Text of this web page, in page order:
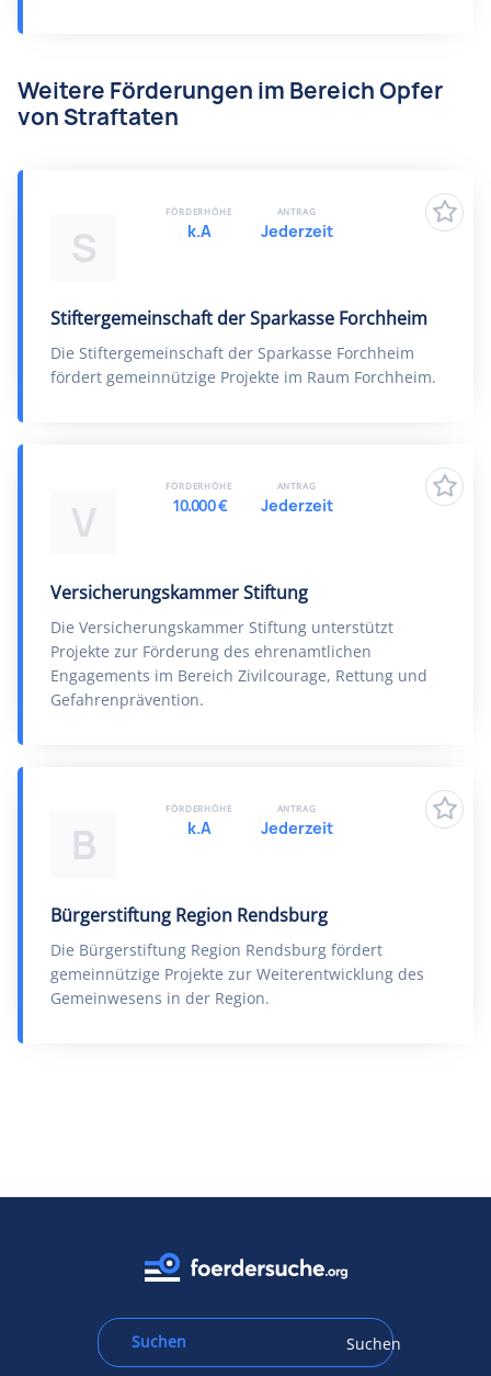
Weitere Förderungen im Bereich Opfer
von Straftaten
S
Stiftergemeinschaft der Sparkasse Forchheim
Die Stiftergemeinschaft der Sparkasse Forchheim
fördert gemeinnützige Projekte im Raum Forchheim.
FÖRDERHÖHE
k.A
ANTRAG
Jederzeit
V
Versicherungskammer Stiftung
Die Versicherungskammer Stiftung unterstützt
Projekte zur Förderung des ehrenamtlichen
Engagements im Bereich Zivilcourage, Rettung und
Gefahrenprävention.
FÖRDERHÖHE
10.000 €
ANTRAG
Jederzeit
B
Bürgerstiftung Region Rendsburg
Die Bürgerstiftung Region Rendsburg fördert
gemeinnützige Projekte zur Weiterentwicklung des
Gemeinwesens in der Region.
FÖRDERHÖHE
k.A
ANTRAG
Jederzeit
Suchen